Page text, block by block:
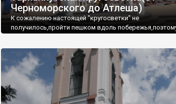
Черноморского до Атлеша)
К сожалению настоящей "кругосветки" не
получилось,пройти пешком вдоль